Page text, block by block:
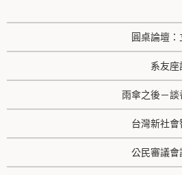
圓桌論壇
系友
雨傘之後－
台灣新社
公民審議會